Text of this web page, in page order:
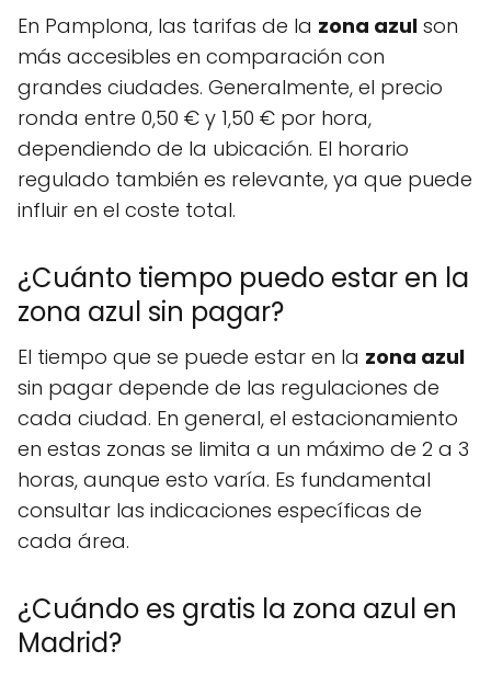
En Pamplona, las tarifas de la zona azul son
más accesibles en comparación con
grandes ciudades. Generalmente, el precio
ronda entre 0,50 € y 1,50 € por hora,
dependiendo de la ubicación. El horario
regulado también es relevante, ya que puede
influir en el coste total.
¿Cuánto tiempo puedo estar en la
zona azul sin pagar?
El tiempo que se puede estar en la zona azul
sin pagar depende de las regulaciones de
cada ciudad. En general, el estacionamiento
en estas zonas se limita a un máximo de 2 a 3
horas, aunque esto varía. Es fundamental
consultar las indicaciones específicas de
cada área.
¿Cuándo es gratis la zona azul en
Madrid?